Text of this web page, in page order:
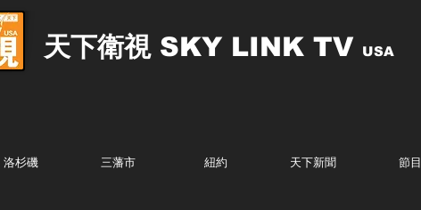
天下衛視SKY LINK TV USA
洛杉磯 三藩市 紐約 天下新聞 節目